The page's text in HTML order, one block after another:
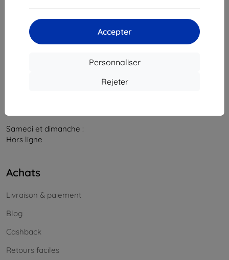
Accepter
Personnaliser
Rejeter
Contacts
Samedi et dimanche :
Hors ligne
Achats
Livraison & paiement
Blog
Cashback
Retours faciles